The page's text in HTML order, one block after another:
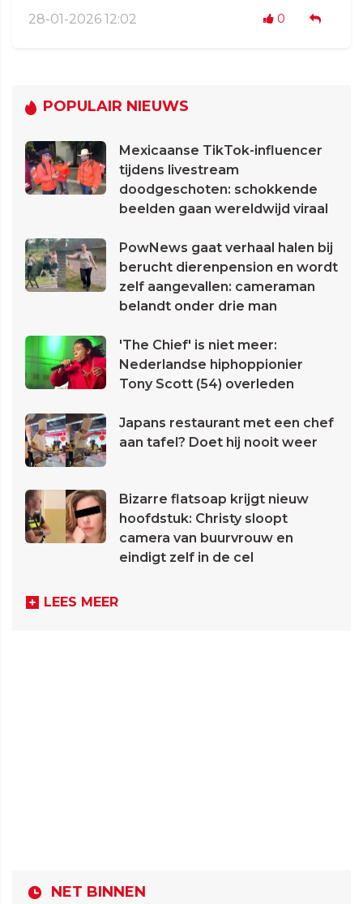
28-01-2026 12:02 0
POPULAIR NIEUWS
Mexicaanse TikTok-influencer
tijdens livestream
doodgeschoten: schokkende
beelden gaan wereldwijd viraal
PowNews gaat verhaal halen bij
berucht dierenpension en wordt
zelf aangevallen: cameraman
belandt onder drie man
'The Chief' is niet meer:
Nederlandse hiphoppionier
Tony Scott (54) overleden
Japans restaurant met een chef
aan tafel? Doet hij nooit weer
Bizarre flatsoap krijgt nieuw
hoofdstuk: Christy sloopt
camera van buurvrouw en
eindigt zelf in de cel
LEES MEER
NET BINNEN